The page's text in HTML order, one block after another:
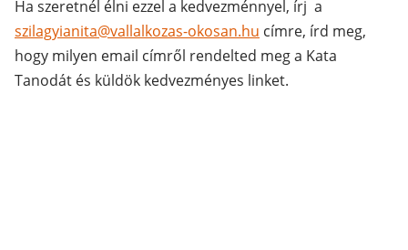
Ha szeretnél élni ezzel a kedvezménnyel, írj a
szilagyianita@vallalkozas-okosan.hu címre, írd meg,
hogy milyen email címről rendelted meg a Kata
Tanodát és küldök kedvezményes linket.